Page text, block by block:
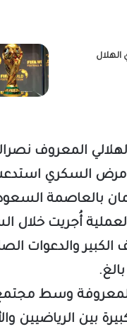
الهلال
المعروف
السكري استدعت
بالعاصمة
أُجريت خلال
والدعوات
وسط
بين الرياضيين